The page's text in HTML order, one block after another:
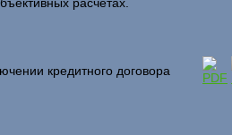
кредитного договора